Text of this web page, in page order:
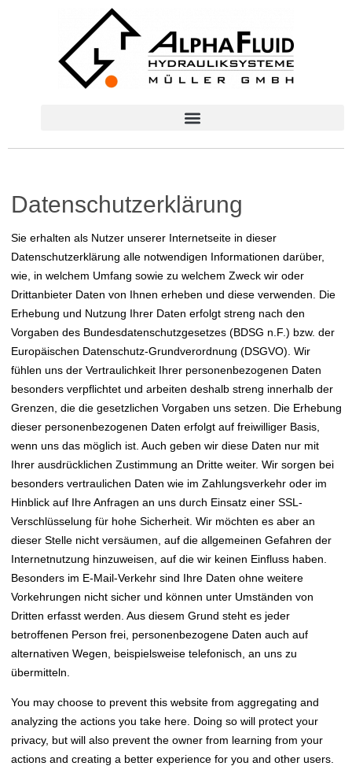
Datenschutzerklärung
Sie erhalten als Nutzer unserer Internetseite in dieser
Datenschutzerklärung alle notwendigen Informationen darüber,
wie, in welchem Umfang sowie zu welchem Zweck wir oder
Drittanbieter Daten von Ihnen erheben und diese verwenden. Die
Erhebung und Nutzung Ihrer Daten erfolgt streng nach den
Vorgaben des Bundesdatenschutzgesetzes (BDSG n.F.) bzw. der
Europäischen Datenschutz-Grundverordnung (DSGVO). Wir
fühlen uns der Vertraulichkeit Ihrer personenbezogenen Daten
besonders verpflichtet und arbeiten deshalb streng innerhalb der
Grenzen, die die gesetzlichen Vorgaben uns setzen. Die Erhebung
dieser personenbezogenen Daten erfolgt auf freiwilliger Basis,
wenn uns das möglich ist. Auch geben wir diese Daten nur mit
Ihrer ausdrücklichen Zustimmung an Dritte weiter. Wir sorgen bei
besonders vertraulichen Daten wie im Zahlungsverkehr oder im
Hinblick auf Ihre Anfragen an uns durch Einsatz einer SSL-
Verschlüsselung für hohe Sicherheit. Wir möchten es aber an
dieser Stelle nicht versäumen, auf die allgemeinen Gefahren der
Internetnutzung hinzuweisen, auf die wir keinen Einfluss haben.
Besonders im E-Mail-Verkehr sind Ihre Daten ohne weitere
Vorkehrungen nicht sicher und können unter Umständen von
Dritten erfasst werden. Aus diesem Grund steht es jeder
betroffenen Person frei, personenbezogene Daten auch auf
alternativen Wegen, beispielsweise telefonisch, an uns zu
übermitteln.
You may choose to prevent this website from aggregating and
analyzing the actions you take here. Doing so will protect your
privacy, but will also prevent the owner from learning from your
actions and creating a better experience for you and other users.